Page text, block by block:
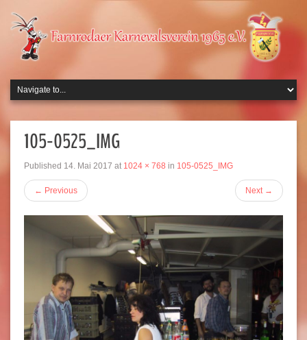
105-0525_IMG
Published 14. Mai 2017 at 1024 × 768 in 105-0525_IMG
← Previous Next →